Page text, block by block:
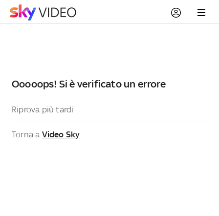
Ooooops! Si è verificato un errore
Riprova più tardi
Torna a Video Sky